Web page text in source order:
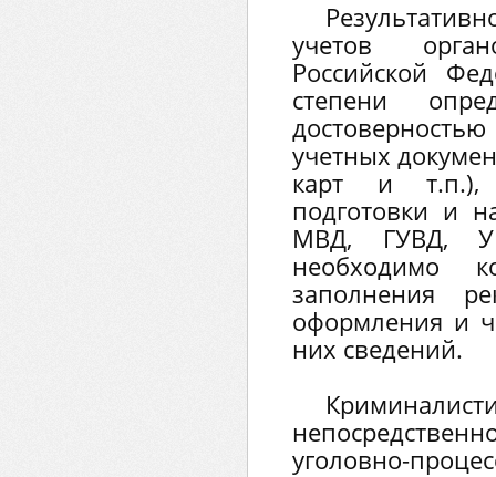
учетов
Российской
степени
учетных
карт и т.п.),
подготовки и
МВД, ГУВД,
необходимо
заполнения
оформления и
них сведений.
уголовно-